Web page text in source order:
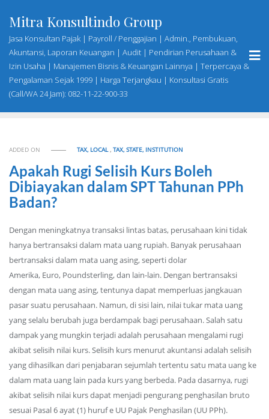
content
Mitra Konsultindo Group
Jasa Konsultan Pajak | Payroll / Penggajian | Admin., Pembukuan,
Akuntansi, Laporan Keuangan | Audit | Pendirian Perusahaan &
Izin Usaha | Manajemen Bisnis & Keuangan Lainnya | Terpercaya &
Pengalaman Sejak 1999 | Harga Terjangkau | Konsultasi Gratis
(Call/WA 24 Jam): 082-11-22-900-33
ADDED ON TAX, LOCAL,TAX, STATE, INSTITUTION
Apakah Rugi Selisih Kurs Boleh
Dibiayakan dalam SPT Tahunan PPh
Badan?
Dengan meningkatnya transaksi lintas batas, perusahaan kini tidak
hanya bertransaksi dalam mata uang rupiah. Banyak perusahaan
bertransaksi dalam mata uang asing, seperti dolar
Amerika, Euro, Poundsterling, dan lain-lain. Dengan bertransaksi
dengan mata uang asing, tentunya dapat memperluas jangkauan
pasar suatu perusahaan. Namun, di sisi lain, nilai tukar mata uang
yang selalu berubah juga berdampak bagi perusahaan. Salah satu
dampak yang mungkin terjadi adalah perusahaan mengalami rugi
akibat selisih nilai kurs. Selisih kurs menurut akuntansi adalah selisih
yang dihasilkan dari penjabaran sejumlah tertentu satu mata uang ke
dalam mata uang lain pada kurs yang berbeda. Pada dasarnya, rugi
akibat selisih nilai kurs dapat menjadi pengurang penghasilan bruto
sesuai Pasal 6 ayat (1) huruf e UU Pajak Penghasilan (UU PPh).